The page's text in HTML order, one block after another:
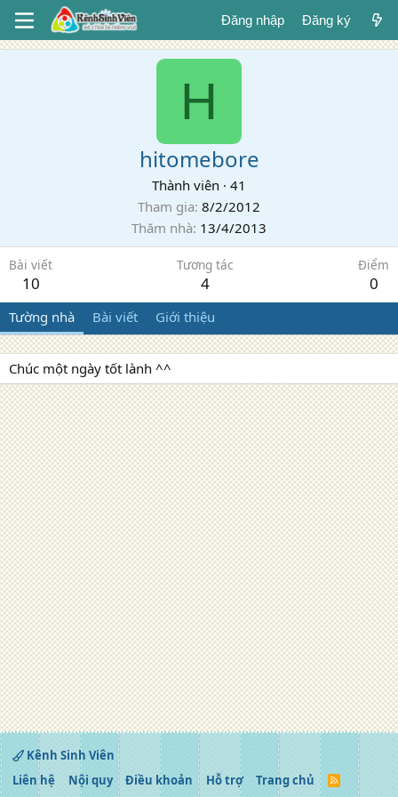
Đăng nhập Đăng ký
H
hitomebore
Thành viên · 41
Tham gia 8/2/2012
Thăm nhà 13/4/2013
Bài viết
10
Tương tác
4
Điểm
0
Tường nhà Bài viết Giới thiệu
Chúc một ngày tốt lành ^^
Kênh Sinh Viên
Liên hệ
Nội quy Điều khoản Hỗ trợ Trang chủ
R